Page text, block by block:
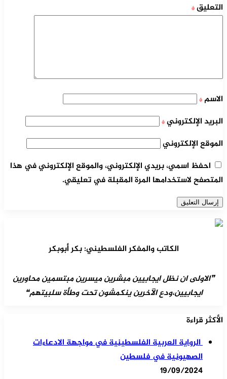
التعليق *
الاسم *
البريد الإلكتروني *
الموقع الإلكتروني
احفظ اسمي، بريدي الإلكتروني، والموقع الإلكتروني في هذا
المتصفح لاستخدامها المرة المقبلة في تعليقي.
الكاتب والمفكر الفلسطيني: بكر أبوبكر
❞الاولى ان نظل ايجابيين مبشرين ميسرين مبتسمين محاورين
ايجابيين،ودع الآخرين ينكمشون تحت وطأة سلبيتهم❝
الأكثر قراءة
الرواية العربية الفلسطينية في مواجهة الادعاءات
الصهيونية في فلسطين
19/09/2024